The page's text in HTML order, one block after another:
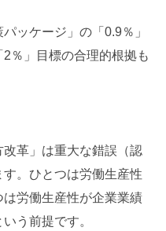
ッケージ」の「0.9％」
％」目標の合理的根拠も
革」は重大な錯誤（認
。ひとつは労働生産性
労働生産性が企業業績
う前提です。